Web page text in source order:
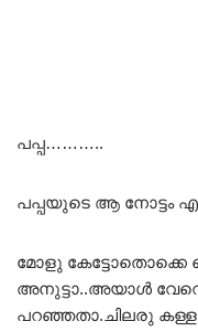
പപ്പ………..
പപ്പയുടെ ആ നോട്ടം
മോളു
അനുട്ടാ..അയാൾ
പറഞ്ഞതാ.ചിലരു